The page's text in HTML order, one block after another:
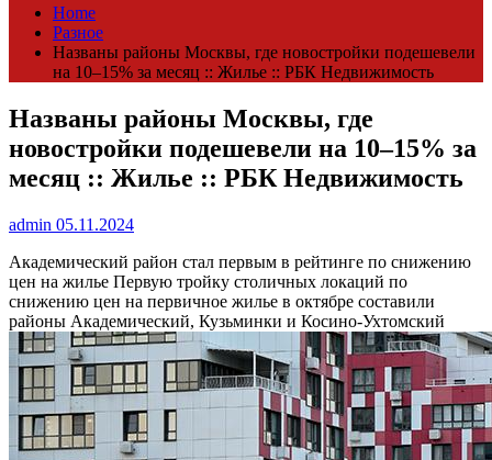
Home
Разное
Названы районы Москвы, где новостройки подешевели
на 10–15% за месяц :: Жилье :: РБК Недвижимость
Названы районы Москвы, где
новостройки подешевели на 10–15% за
месяц :: Жилье :: РБК Недвижимость
admin 05.11.2024
Академический район стал первым в рейтинге по снижению
цен на жилье Первую тройку столичных локаций по
снижению цен на первичное жилье в октябре составили
районы Академический, Кузьминки и Косино-Ухтомский